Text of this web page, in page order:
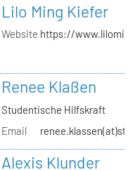
Lilo Ming Kiefer
Website https://
Renee Klaßen
Studentische Hilfskraft
Email
Alexis Klunder